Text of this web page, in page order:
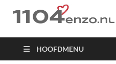
1104 en zo
HOOFDMENU